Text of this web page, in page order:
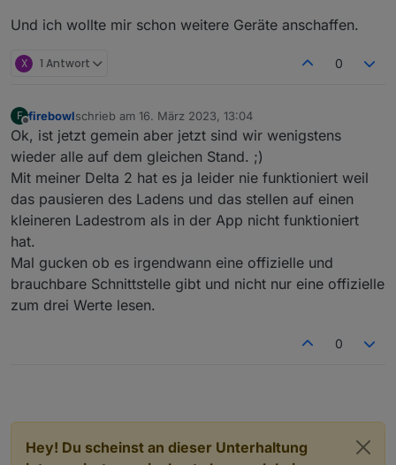
Und ich wollte mir schon weitere Geräte anschaffen.
X 1 Antwort 0
F
Offline
firebowlschrieb am 16. März 2023, 13:04
zuletzt editiert von
Ok, ist jetzt gemein aber jetzt sind wir wenigstens
wieder alle auf dem gleichen Stand. ;)
Mit meiner Delta 2 hat es ja leider nie funktioniert weil
das pausieren des Ladens und das stellen auf einen
kleineren Ladestrom als in der App nicht funktioniert
hat.
Mal gucken ob es irgendwann eine offizielle und
brauchbare Schnittstelle gibt und nicht nur eine offizielle
zum drei Werte lesen.
0
Hey! Du scheinst an dieser Unterhaltung